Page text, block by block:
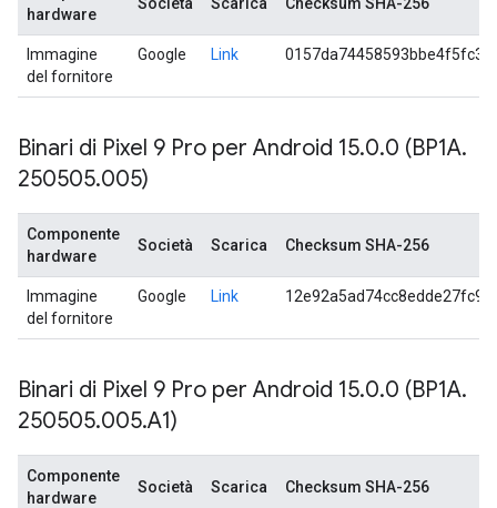
hardware
Immagine
del fornitore
Google Link
Binari di Pixel 9 Pro per Android 15.0.0 (BP1A.
250505.005)
Componente
hardware
Società Scarica Checksum SHA-256
Immagine
del fornitore
Google Link
Binari di Pixel 9 Pro per Android 15.0.0 (BP1A.
250505.005.A1)
Componente
hardware
Società Scarica Checksum SHA-256